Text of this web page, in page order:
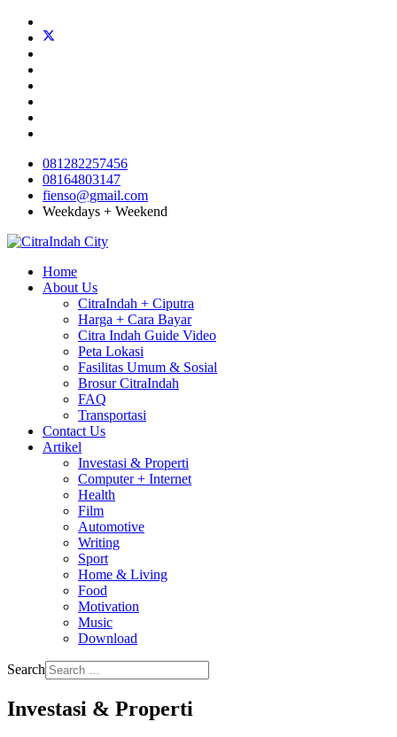
081282257456
08164803147
fienso@gmail.com
Weekdays + Weekend
Home
About Us
CitraIndah + Ciputra
Harga + Cara Bayar
Citra Indah Guide Video
Peta Lokasi
Fasilitas Umum & Sosial
Brosur CitraIndah
FAQ
Transportasi
Contact Us
Artikel
Investasi & Properti
Computer + Internet
Health
Film
Automotive
Writing
Sport
Home & Living
Food
Motivation
Music
Download
Search
Investasi & Properti